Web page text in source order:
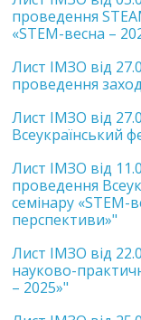
проведення
«STEM-весна –
Лист ІМЗО від
проведення
Лист ІМЗО від
Всеукраїнський
Лист ІМЗО від
проведення
семінару «STEM-
перспективи»"
Лист ІМЗО від
науково-
– 2025»"